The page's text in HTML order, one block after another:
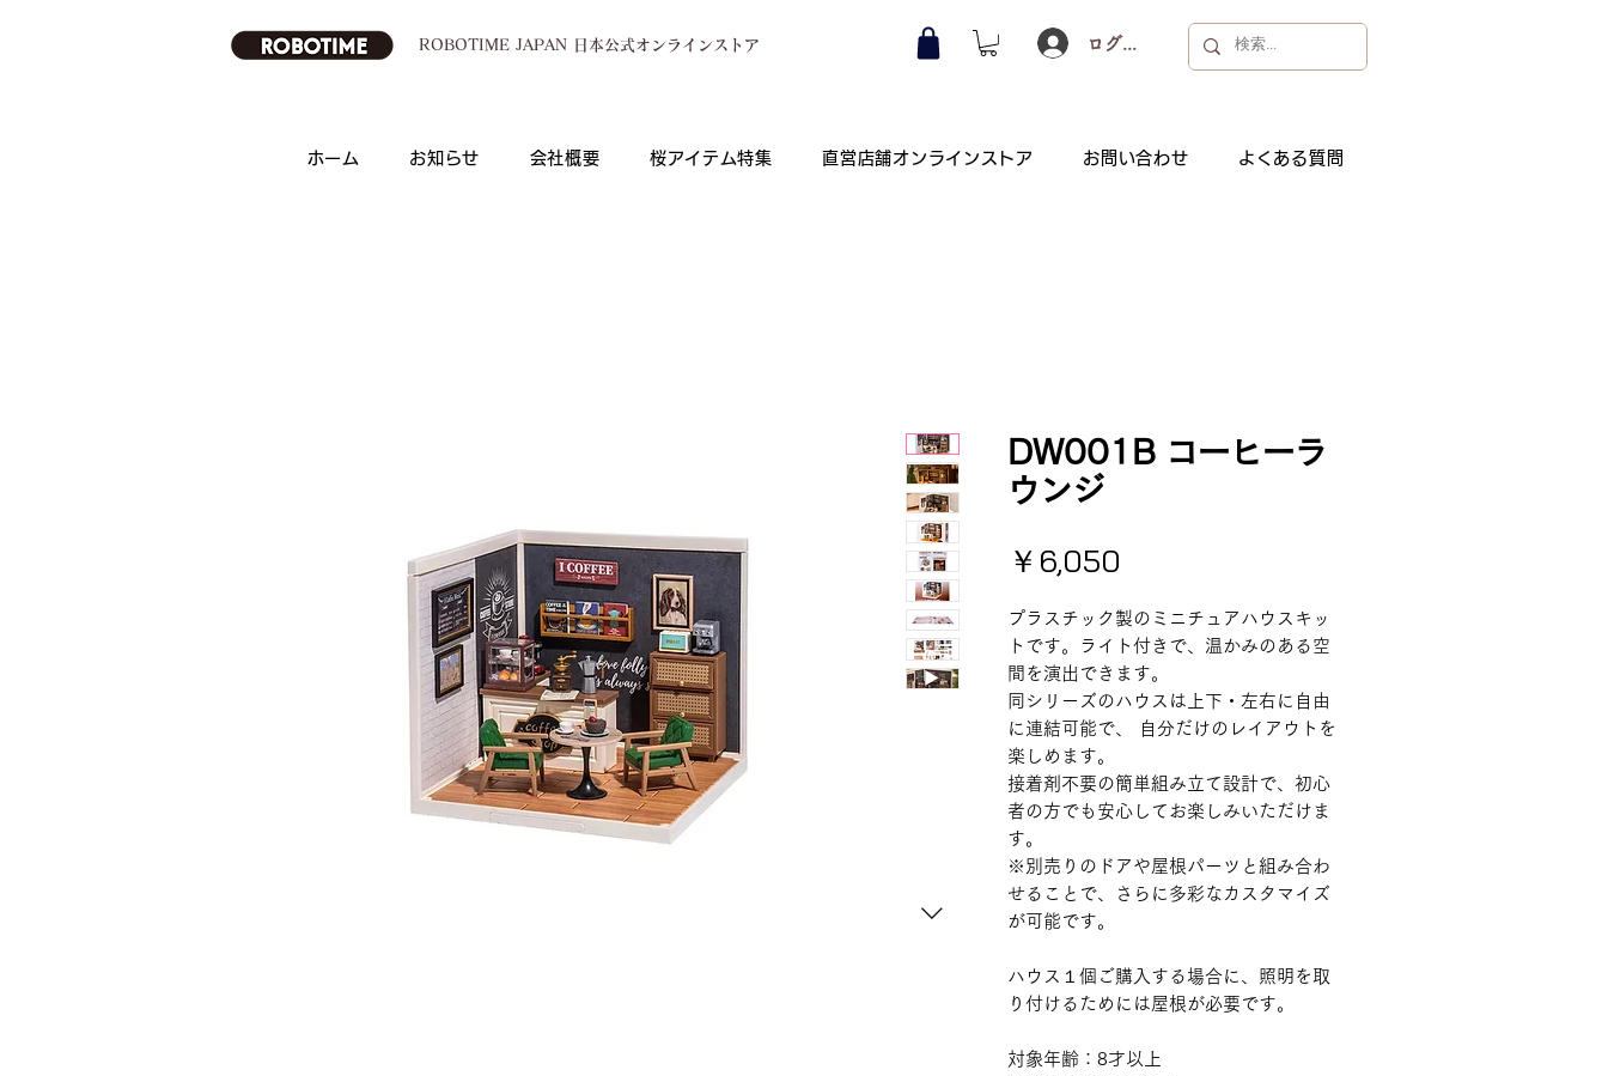
ROBOTIME JAPAN 日本公式オンラインストア ログイン
ホーム お知らせ 会社概要 桜アイテム特集 直営店舗オンラインストア お問い合わせ よくある質問
DW001B コーヒーラ
ウンジ
￥6,050
プラスチック製のミニチュアハウスキッ
トです。ライト付きで、温かみのある空
間を演出できます。
同シリーズのハウスは上下・左右に自由
に連結可能で、 自分だけのレイアウトを
楽しめます。
接着剤不要の簡単組み立て設計で、初心
者の方でも安心してお楽しみいただけま
す。
※別売りのドアや屋根パーツと組み合わ
せることで、さらに多彩なカスタマイズ
が可能です。
ハウス１個ご購入する場合に、照明を取
り付けるためには屋根が必要です。
対象年齢：8才以上